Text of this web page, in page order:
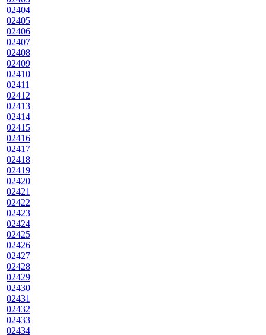
02404
02405
02406
02407
02408
02409
02410
02411
02412
02413
02414
02415
02416
02417
02418
02419
02420
02421
02422
02423
02424
02425
02426
02427
02428
02429
02430
02431
02432
02433
02434